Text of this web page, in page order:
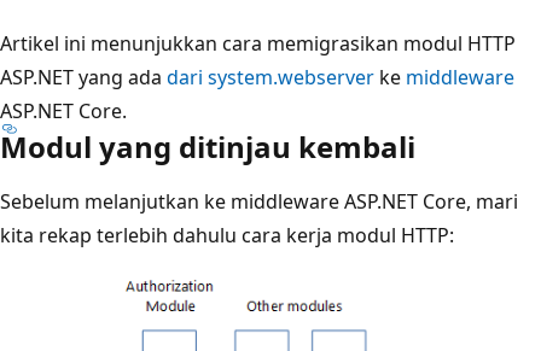
Artikel ini menunjukkan cara memigrasikan modul HTTP
ASP.NET yang ada dari system.webserver ke middleware
ASP.NET Core.
Modul yang ditinjau kembali
Sebelum melanjutkan ke middleware ASP.NET Core, mari
kita rekap terlebih dahulu cara kerja modul HTTP: